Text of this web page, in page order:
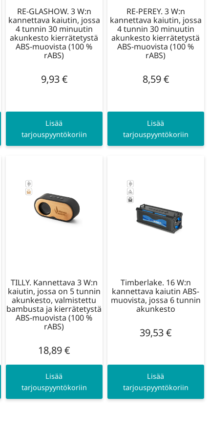
RE-GLASHOW. 3 W:n
kannettava kaiutin, jossa
4 tunnin 30 minuutin
akunkesto kierrätetystä
ABS-muovista (100 %
rABS)
9,93€
Lisää
tarjouspyyntökoriin
RE-PEREY. 3 W:n
kannettava kaiutin, jossa
4 tunnin 30 minuutin
akunkesto kierrätetystä
ABS-muovista (100 %
rABS)
8,59€
Lisää
tarjouspyyntökoriin
TILLY. Kannettava 3 W:n
kaiutin, jossa on 5 tunnin
akunkesto, valmistettu
bambusta ja kierrätetystä
ABS-muovista (100 %
rABS)
18,89€
Lisää
tarjouspyyntökoriin
Timberlake. 16 W:n
kannettava kaiutin ABS-
muovista, jossa 6 tunnin
akunkesto
39,53€
Lisää
tarjouspyyntökoriin